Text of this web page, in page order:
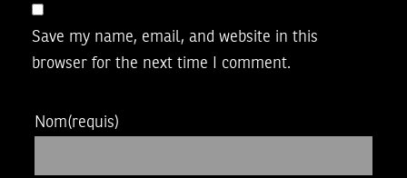
Save my name, email, and website in this
browser for the next time I comment.
Nom(requis)